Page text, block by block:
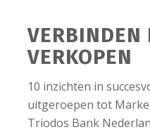
VERBINDEN
VERKOPEN
10 inzichten in
uitgeroepen tot
Triodos Bank